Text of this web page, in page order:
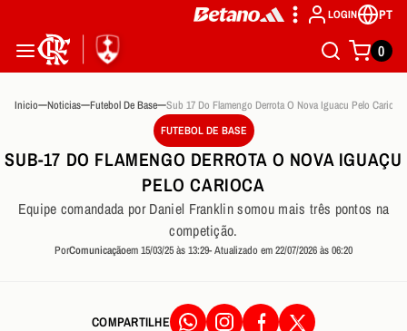
LOGIN PT
0
Inicio Noticias Futebol De Base
Sub 17 Do Flamengo Derrota O Nova Iguacu Pelo Carioca
FUTEBOL DE BASE
SUB-17 DO FLAMENGO DERROTA O NOVA IGUAÇU
PELO CARIOCA
Equipe comandada por Daniel Franklin somou mais três pontos na
competição.
PorComunicaçãoem 15/03/25 às 13:29- Atualizado em 22/07/2026 às 06:20
COMPARTILHE